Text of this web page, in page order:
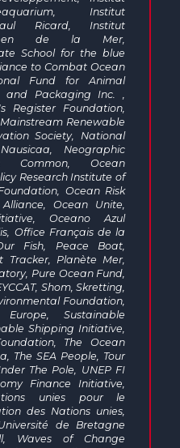
Institut
Ricard, Institut
de la Mer,
School for the blue
to Combat Ocean
Fund for Animal
and Packaging Inc. ,
Register Foundation,
Renewable
Society, National
Neographic
Ocean
Research Institute of
Ocean Risk
Ocean Unite,
Oceano Azul
Office Français de la
Fish, Peace Boat,
Tracker, Planète Mer,
Pure Ocean Fund,
Shom, Skretting,
Foundation,
Sustainable
Shipping Initiative,
The Ocean
The SEA People, Tour
The Pole, UNEP FI
Finance Initiative,
unies pour le
des Nations unies,
de Bretagne
Waves of Change